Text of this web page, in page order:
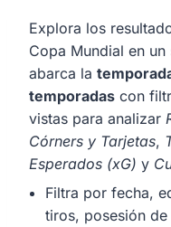
Explora los
Copa Mundial en
abarca la
temporadas con
vistas para analizar
Córners y Tarjetas,
Esperados (xG) y
Filtra por fecha,
tiros, posesión